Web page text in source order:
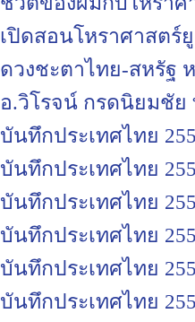
เปิดสอนโหราศาสตร์
ดวงชะตาไทย-สหรัฐ
อ.วิโรจน์ กรดนิยมชั
บันทึกประเทศไทย
บันทึกประเทศไทย
บันทึกประเทศไทย
บันทึกประเทศไทย
บันทึกประเทศไทย
บันทึกประเทศไทย